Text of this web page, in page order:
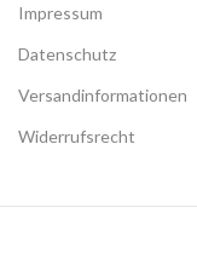
Impressum
Datenschutz
Versandinformationen
Widerrufsrecht